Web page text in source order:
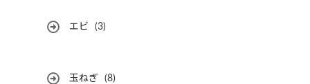
エビ (3)
玉ねぎ (8)